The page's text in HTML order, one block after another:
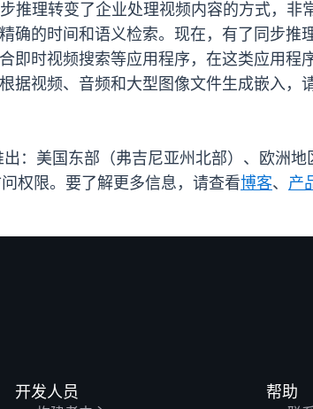
推理转变了企业处理视频内容的方式，非
确的时间和语义检索。现在，有了同步推
时视频搜索等应用程序，在这类应用程
视频、音频和大型图像文件生成嵌入，
：美国东部（弗吉尼亚州北部）、欧洲
权限。要了解更多信息，请查看博客、 产
开发人员 帮助